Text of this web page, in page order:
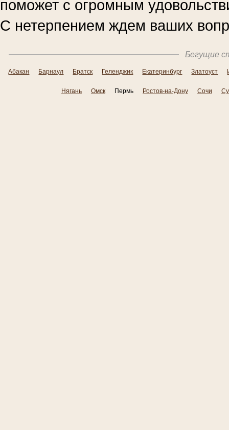
поможет с огромным
С нетерпением ждем ваших
Бегущие
Абакан Барнаул Братск Геленджик Екатеринбург Златоуст
Нягань Омск Пермь Ростов-на-Дону Сочи